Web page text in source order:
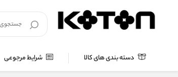
دسته بندی های کالا شرایط مرجوعی